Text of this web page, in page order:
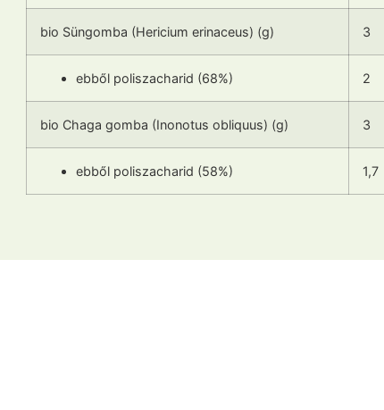
bio Süngomba (Hericium erinaceus) (g) 3
ebből poliszacharid (68%) 2
bio Chaga gomba (Inonotus obliquus) (g) 3
ebből poliszacharid (58%) 1,7